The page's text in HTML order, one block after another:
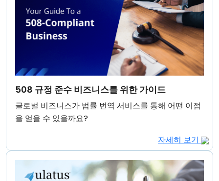
508 규정 준수 비즈니스를 위한 가이드
글로벌 비즈니스가 법률 번역 서비스를 통해 어떤 이점
을 얻을 수 있을까요?
자세히 보기